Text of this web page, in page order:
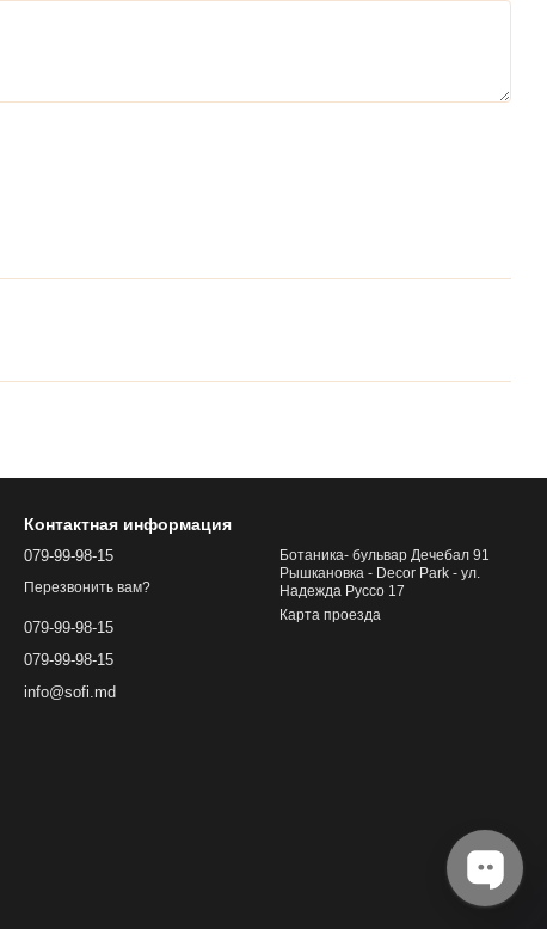
Контактная информация
079-99-98-15
Перезвонить вам?
079-99-98-15
079-99-98-15
info@sofi.md
Ботаника- бульвар Дечебал 91
Рышкановка - Decor Park - ул.
Надежда Руссо 17
Карта проезда